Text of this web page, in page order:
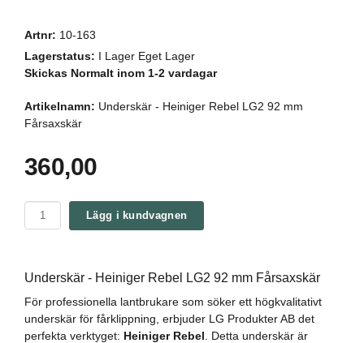
Artnr: 10-163
Lagerstatus: I Lager Eget Lager
Skickas Normalt inom 1-2 vardagar
Artikelnamn: Underskär - Heiniger Rebel LG2 92 mm
Fårsaxskär
360,00
Lägg i kundvagnen
Underskär - Heiniger Rebel LG2 92 mm Fårsaxskär
För professionella lantbrukare som söker ett högkvalitativt
underskär för fårklippning, erbjuder LG Produkter AB det
perfekta verktyget: Heiniger Rebel . Detta underskär är